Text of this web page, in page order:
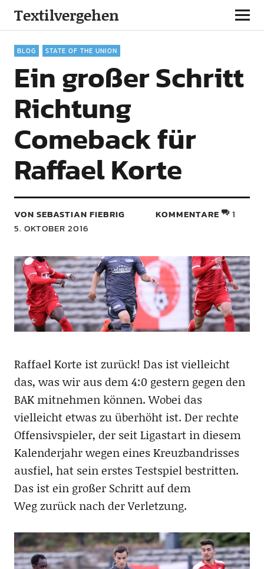
Textilvergehen
BLOG STATE OF THE UNION
Ein großer Schritt
Richtung
Comeback für
Raffael Korte
VON SEBASTIAN FIEBRIG
5. OKTOBER 2016
KOMMENTARE 1
Raffael Korte ist zurück! Das ist vielleicht
das, was wir aus dem 4:0 gestern gegen den
BAK mitnehmen können. Wobei das
vielleicht etwas zu überhöht ist. Der rechte
Offensivspieler, der seit Ligastart in diesem
Kalenderjahr wegen eines Kreuzbandrisses
ausfiel, hat sein erstes Testspiel bestritten.
Das ist ein großer Schritt auf dem
Weg zurück nach der Verletzung.